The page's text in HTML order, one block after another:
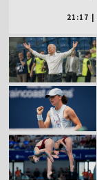
21:17